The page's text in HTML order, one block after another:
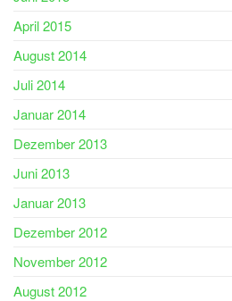
April 2015
August 2014
Juli 2014
Januar 2014
Dezember 2013
Juni 2013
Januar 2013
Dezember 2012
November 2012
August 2012